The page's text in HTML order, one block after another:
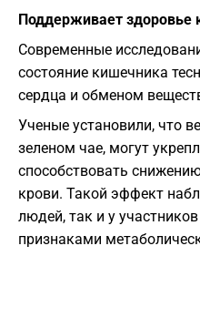
Поддерживает здоровье
Современные
состояние кишечника
сердца и обменом
Ученые установили, что
зеленом чае, могут
способствовать
крови. Такой эффект
людей, так и у
признаками